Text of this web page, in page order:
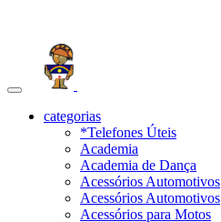
Toggle
navigationcategorias
*Telefones Úteis
Academia
Academia de Dança
Acessórios Automotivos
Acessórios Automotivos
Acessórios para Motos